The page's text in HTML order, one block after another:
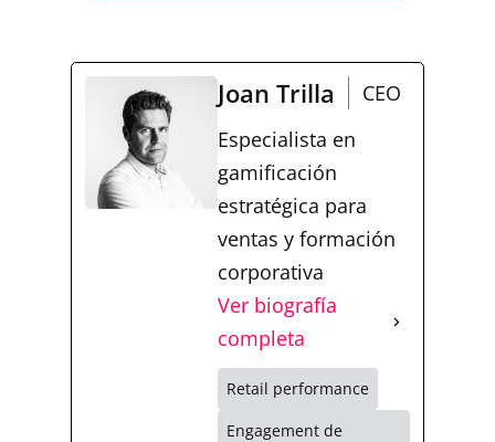
Joan Trilla
CEO
Especialista en
gamificación
estratégica para
ventas y formación
corporativa
Ver biografía
completa
Retail performance
Engagement de